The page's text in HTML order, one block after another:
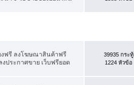
งฟรี ลงโฆษณาสินค้าฟรี
ประกาศขาย เว็บฟรียอด
39935 กระทู้
1224 หัวข้อ